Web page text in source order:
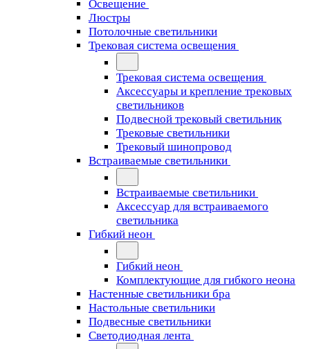
Освещение
Люстры
Потолочные светильники
Трековая система освещения
Трековая система освещения
Аксессуары и крепление трековых
светильников
Подвесной трековый светильник
Трековые светильники
Трековый шинопровод
Встраиваемые светильники
Встраиваемые светильники
Аксессуар для встраиваемого
светильника
Гибкий неон
Гибкий неон
Комплектующие для гибкого неона
Настенные светильники бра
Настольные светильники
Подвесные светильники
Светодиодная лента